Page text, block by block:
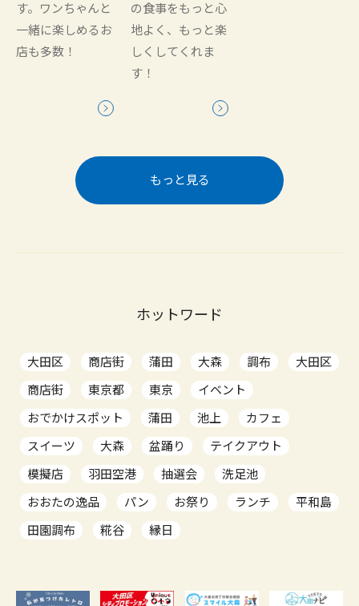
す。ワンちゃんと
一緒に楽しめるお
店も多数！
の食事をもっと心
地よく、もっと楽
しくしてくれま
す！
もっと見る
ホットワード
大田区 商店街 蒲田 大森 調布
大田区
商店街
東京都 東京
イベント
おでかけスポット
蒲田 池上
カフェ
スイーツ
大森 盆踊り
テイクアウト
模擬店
羽田空港 抽選会
洗足池
おおたの逸品
パン お祭り ランチ
平和島
田園調布
糀谷 縁日